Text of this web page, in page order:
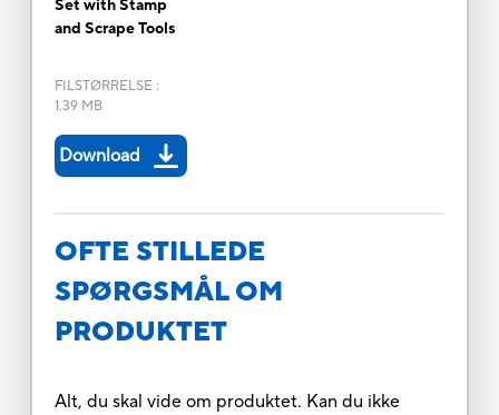
Set with Stamp
and Scrape Tools
FILSTØRRELSE :
1.39 MB
Download
OFTE STILLEDE
SPØRGSMÅL OM
PRODUKTET
Alt, du skal vide om produktet. Kan du ikke